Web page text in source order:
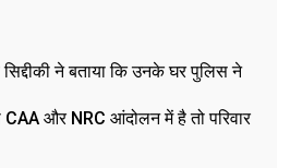
ने बताया कि उनके घर पुलिस ने
और NRC आंदोलन में है तो परिवार